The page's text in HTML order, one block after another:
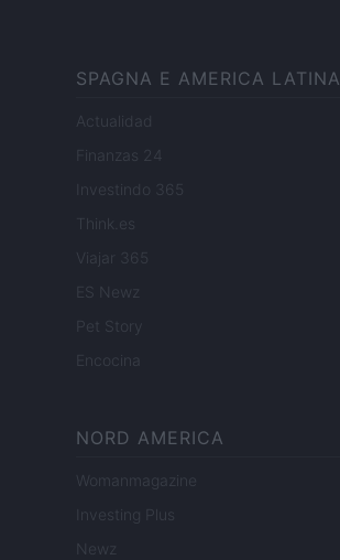
SPAGNA E AMERICA LATINA
Actualidad
Finanzas 24
Investindo 365
Think.es
Viajar 365
ES Newz
Pet Story
Encocina
NORD AMERICA
Womanmagazine
Investing Plus
Newz